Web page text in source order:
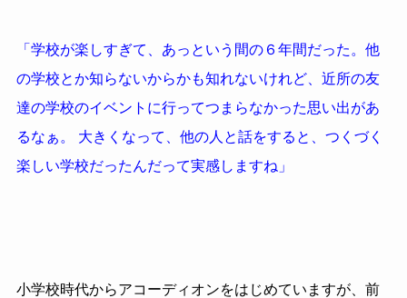
「学校が楽しすぎて、あっという間の６年間だった。他
の学校とか知らないからかも知れないけれど、近所の友
達の学校のイベントに行ってつまらなかった思い出があ
るなぁ。 大きくなって、他の人と話をすると、つくづく
楽しい学校だったんだって実感しますね」
小学校時代からアコーディオンをはじめていますが、前